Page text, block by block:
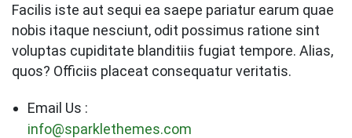
Facilis iste aut sequi ea saepe pariatur earum quae
nobis itaque nesciunt, odit possimus ratione sint
voluptas cupiditate blanditiis fugiat tempore. Alias,
quos? Officiis placeat consequatur veritatis.
Email Us :
info@sparklethemes.com